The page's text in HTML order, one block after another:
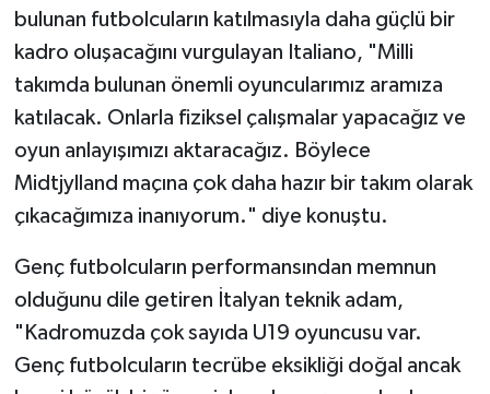
bulunan futbolcuların katılmasıyla daha güçlü bir
kadro oluşacağını vurgulayan Italiano, "Milli
takımda bulunan önemli oyuncularımız aramıza
katılacak. Onlarla fiziksel çalışmalar yapacağız ve
oyun anlayışımızı aktaracağız. Böylece
Midtjylland maçına çok daha hazır bir takım olarak
çıkacağımıza inanıyorum." diye konuştu.
Genç futbolcuların performansından memnun
olduğunu dile getiren İtalyan teknik adam,
"Kadromuzda çok sayıda U19 oyuncusu var.
Genç futbolcuların tecrübe eksikliği doğal ancak